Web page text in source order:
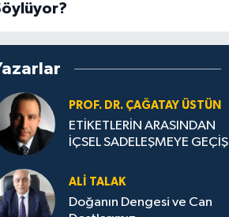
PROF. DR. ÇAĞATAY ÜSTÜN
ETİKETLERİN ARASINDAN
İÇSEL SADELEŞMEYE GEÇİŞ
ALI TALAK
Doğanın Dengesi ve Can